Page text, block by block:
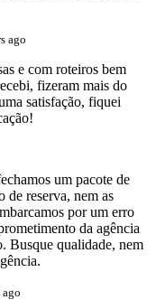
ago
e com roteiros bem
fizeram mais do
satisfação, fiquei
um pacote de
de reserva, nem as
por um erro
da agência
Busque qualidade, nem
ago